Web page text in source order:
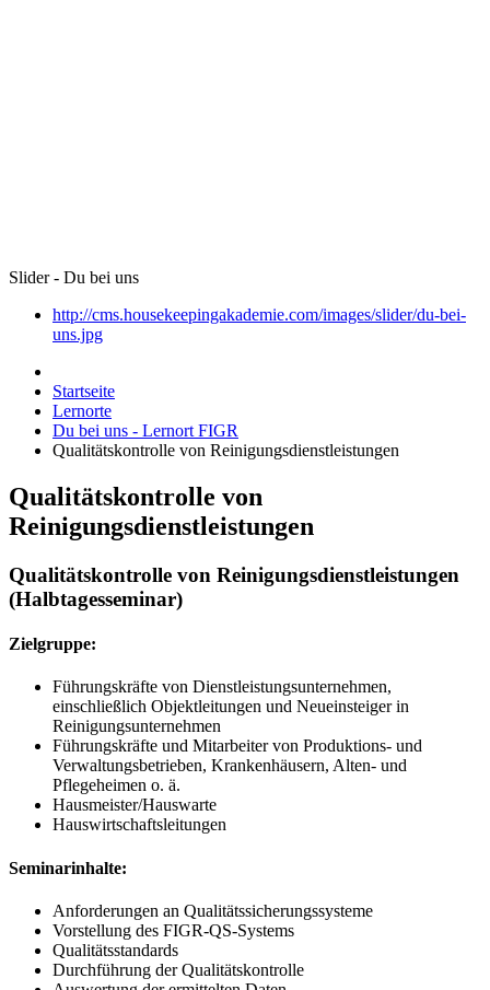
Slider - Du bei uns
http://cms.housekeepingakademie.com/images/slider/du-bei-
uns.jpg
Startseite
Lernorte
Du bei uns - Lernort FIGR
Qualitätskontrolle von Reinigungsdienstleistungen
Qualitätskontrolle von
Reinigungsdienstleistungen
Qualitätskontrolle von Reinigungsdienstleistungen
(Halbtagesseminar)
Zielgruppe:
Führungskräfte von Dienstleistungsunternehmen,
einschließlich Objektleitungen und Neueinsteiger in
Reinigungsunternehmen
Führungskräfte und Mitarbeiter von Produktions- und
Verwaltungsbetrieben, Krankenhäusern, Alten- und
Pflegeheimen o. ä.
Hausmeister/Hauswarte
Hauswirtschaftsleitungen
Seminarinhalte:
Anforderungen an Qualitätssicherungssysteme
Vorstellung des FIGR-QS-Systems
Qualitätsstandards
Durchführung der Qualitätskontrolle